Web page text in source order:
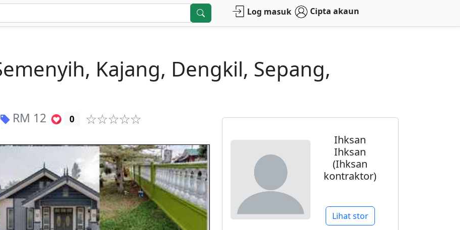
Log masuk Cipta akaun
Kajang, Dengkil, Sepang,
RM 12 0
Ihksan
Ihksan
(Ihksan
kontraktor)
Lihat stor